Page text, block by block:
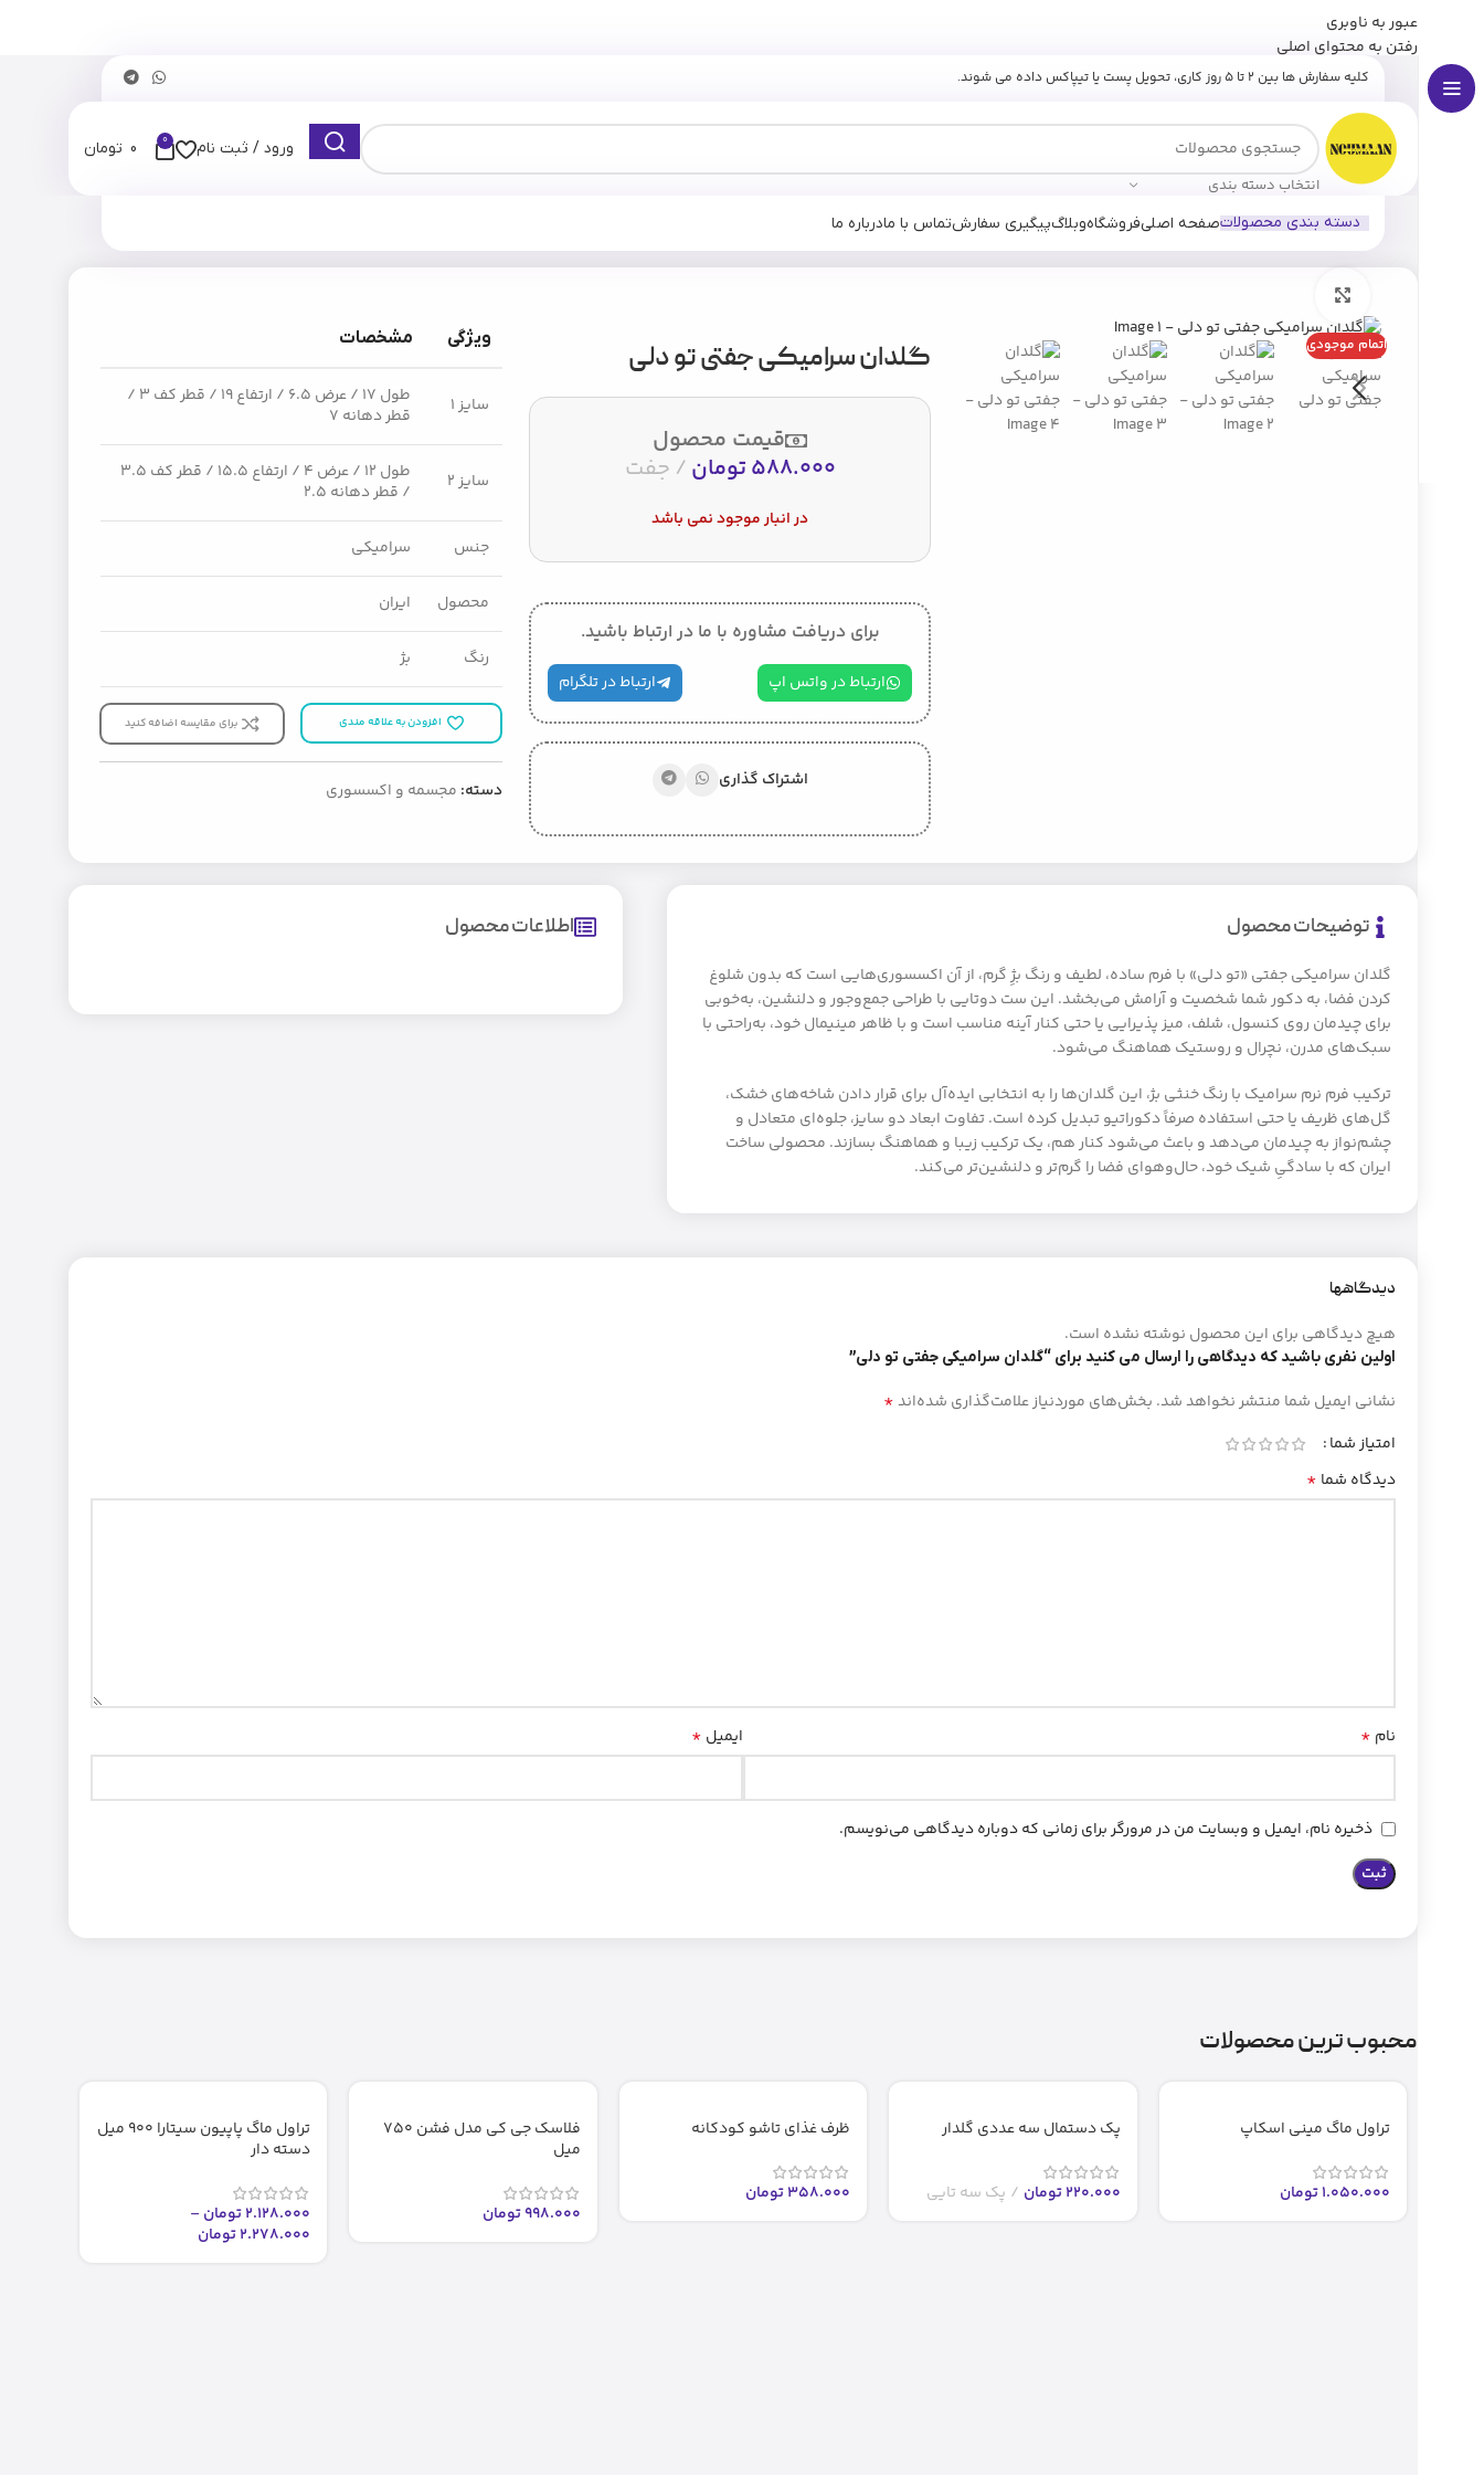
عبور به ناوبری
رفتن به محتوای اصلی
ارسال رایگان
سفارش های بالای
کلیه سفارش ها بین ۲ تا ۵ روز کاری، تحویل پست یا تیپاکس داده می شوند.
انتخاب دسته بندی
ورود / ثبت نام 0
0 تومان
دسته بندی محصولاتصفحه اصلیفروشگاهوبلاگپیگیری سفارشتماس با مادرباره ما
اتمام موجودی گلدان سرامیکی جفتی تو دلی
قیمت محصول
588.000تومان جفت
در انبار موجود نمی باشد
برای دریافت مشاوره با ما در ارتباط باشید.
ارتباط در واتس اپ ارتباط در تلگرام
اشتراک گذاری
ویژگی مشخصات
سایز ۱
طول ۱۷ / عرض ۶.۵ / ارتفاع ۱۹ / قطر کف ۳ /
قطر دهانه ۷
سایز ۲
طول ۱۲ / عرض ۴ / ارتفاع ۱۵.۵ / قطر کف ۳.۵
/ قطر دهانه ۲.۵
جنس سرامیکی
محصول ایران
رنگ بژ
افزودن به علاقه مندی برای مقایسه اضافه کنید
دسته: مجسمه و اکسسوری
توضیحات محصول
گلدان سرامیکی جفتی «تو دلی» با فرم ساده، لطیف و رنگ بژِ گرم، از آن اکسسوری‌هایی است که بدون شلوغ
کردن فضا، به دکور شما شخصیت و آرامش می‌بخشد. این ست دو‌تایی با طراحی جمع‌وجور و دلنشین، به‌خوبی
برای چیدمان روی کنسول، شلف، میز پذیرایی یا حتی کنار آینه مناسب است و با ظاهر مینیمال خود، به‌راحتی با
سبک‌های مدرن، نچرال و روستیک هماهنگ می‌شود.
ترکیب فرم نرم سرامیک با رنگ خنثی بژ، این گلدان‌ها را به انتخابی ایده‌آل برای قرار دادن شاخه‌های خشک،
گل‌های ظریف یا حتی استفاده صرفاً دکوراتیو تبدیل کرده است. تفاوت ابعاد دو سایز، جلوه‌ای متعادل و
چشم‌نواز به چیدمان می‌دهد و باعث می‌شود کنار هم، یک ترکیب زیبا و هماهنگ بسازند. محصولی ساخت
ایران که با سادگیِ شیک خود، حال‌وهوای فضا را گرم‌تر و دلنشین‌تر می‌کند.
اطلاعات محصول
دیدگاهها
هیچ دیدگاهی برای این محصول نوشته نشده است.
اولین نفری باشید که دیدگاهی را ارسال می کنید برای “گلدان سرامیکی جفتی تو دلی”
نشانی ایمیل شما منتشر نخواهد شد. بخش‌های موردنیاز علامت‌گذاری شده‌اند*
امتیاز شما
دیدگاه شما *
نام * ایمیل *
ذخیره نام، ایمیل و وبسایت من در مرورگر برای زمانی که دوباره دیدگاهی می‌نویسم.
محبوب ترین محصولات
تراول ماگ مینی اسکاپ
1.050.000تومان
پک دستمال سه عددی گلدار
220.000تومان پک سه تایی
ظرف غذای تاشو کودکانه
358.000تومان
فلاسک جی کی مدل فشن ۷۵۰
میل
998.000تومان
تراول ماگ پاپیون سیتارا ۹۰۰ میل
دسته دار
2.128.000تومان–
2.278.000تومان
برای وارد شدن به کانال بله نومان کلیک کنید